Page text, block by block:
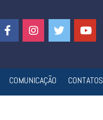
COMUNICAÇÃO CONTATOS